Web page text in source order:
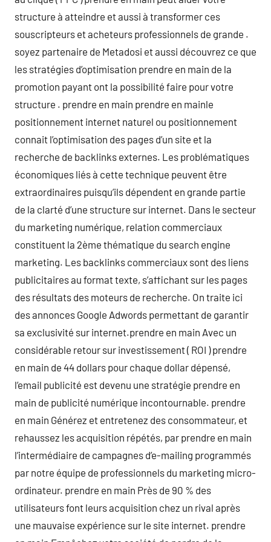
structure à atteindre et aussi à transformer ces
souscripteurs et acheteurs professionnels de grande .
soyez partenaire de Metadosi et aussi découvrez ce que
les stratégies d’optimisation prendre en main de la
promotion payant ont la possibilité faire pour votre
structure . prendre en main prendre en mainle
positionnement internet naturel ou positionnement
connait l’optimisation des pages d’un site et la
recherche de backlinks externes. Les problématiques
économiques liés à cette technique peuvent être
extraordinaires puisqu’ils dépendent en grande partie
de la clarté d’une structure sur internet. Dans le secteur
du marketing numérique, relation commerciaux
constituent la 2ème thématique du search engine
marketing. Les backlinks commerciaux sont des liens
publicitaires au format texte, s’affichant sur les pages
des résultats des moteurs de recherche. On traite ici
des annonces Google Adwords permettant de garantir
sa exclusivité sur internet.prendre en main Avec un
considérable retour sur investissement ( ROI ) prendre
en main de 44 dollars pour chaque dollar dépensé,
l’email publicité est devenu une stratégie prendre en
main de publicité numérique incontournable. prendre
en main Générez et entretenez des consommateur, et
rehaussez les acquisition répétés, par prendre en main
l’intermédiaire de campagnes d’e-mailing programmés
par notre équipe de professionnels du marketing micro-
ordinateur. prendre en main Près de 90 % des
utilisateurs font leurs acquisition chez un rival après
une mauvaise expérience sur le site internet. prendre